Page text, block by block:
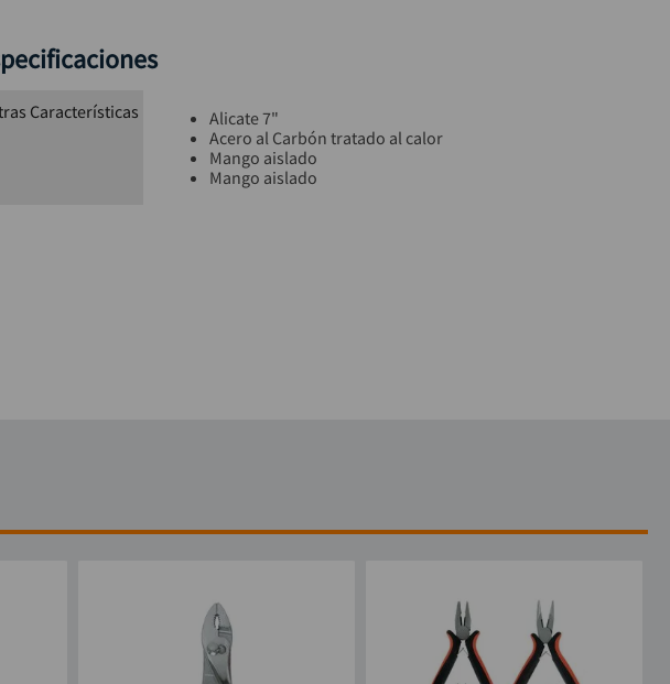
Características
Alicate 7"
Acero al Carbón tratado al calor
Mango aislado
Mango aislado